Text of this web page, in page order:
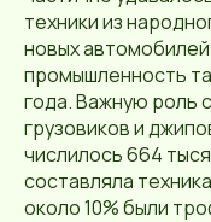
техники из
новых
промышленность
года. Важную роль
грузовиков и
числилось 664
составляла
около 10% были